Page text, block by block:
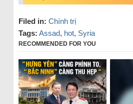
Filed in: Chính trị
Tags: Assad, hot, Syria
RECOMMENDED FOR YOU